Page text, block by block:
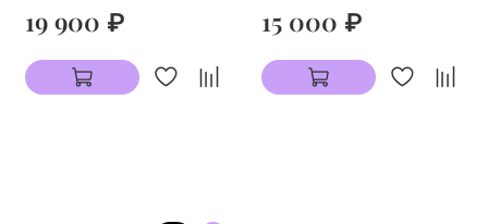
19 900 ₽ 15 000 ₽